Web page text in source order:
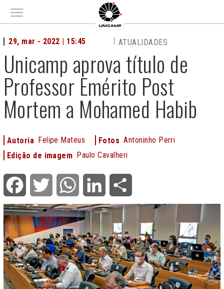
Main menu
Unicamp aprova título de
Professor Emérito Post
Mortem a Mohamed Habib
29, mar - 2022 | 15:45 ATUALIDADES
Autoria Felipe Mateus Fotos Antoninho Perri
Edição de imagem Paulo Cavalheri
Facebook Twitter WhatsApp LinkedIn